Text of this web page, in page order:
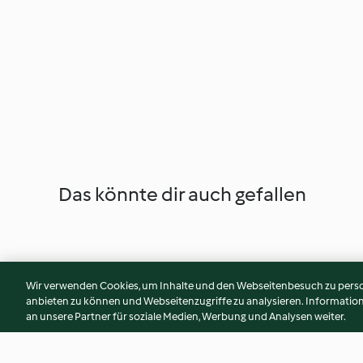
Das könnte dir auch gefallen
Wir verwenden Cookies, um Inhalte und den Webseitenbesuch zu
anbieten zu können und Webseitenzugriffe zu analysieren.
an unsere Partner für soziale Medien, Werbung und Analysen weiter.